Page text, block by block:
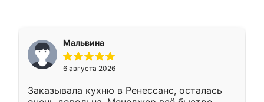
Мальвина
6 августа 2026
Заказывала кухню в Ренессанс, осталась